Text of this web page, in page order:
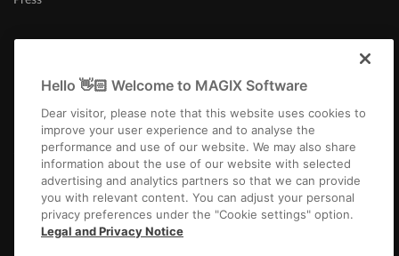
Sverige
FöretagsfaktaAllmänna affärsvillkorTävlingsvillkorPrivacyCookie settings
EULABetalning / frakt
Hello 👋🏻 Welcome to MAGIX Software
Dear visitor, please note that this website uses cookies to
improve your user experience and to analyse the
performance and use of our website. We may also share
information about the use of our website with selected
advertising and analytics partners so that we can provide
you with relevant content. You can adjust your personal
privacy preferences under the "Cookie settings" option.
Legal and Privacy Notice